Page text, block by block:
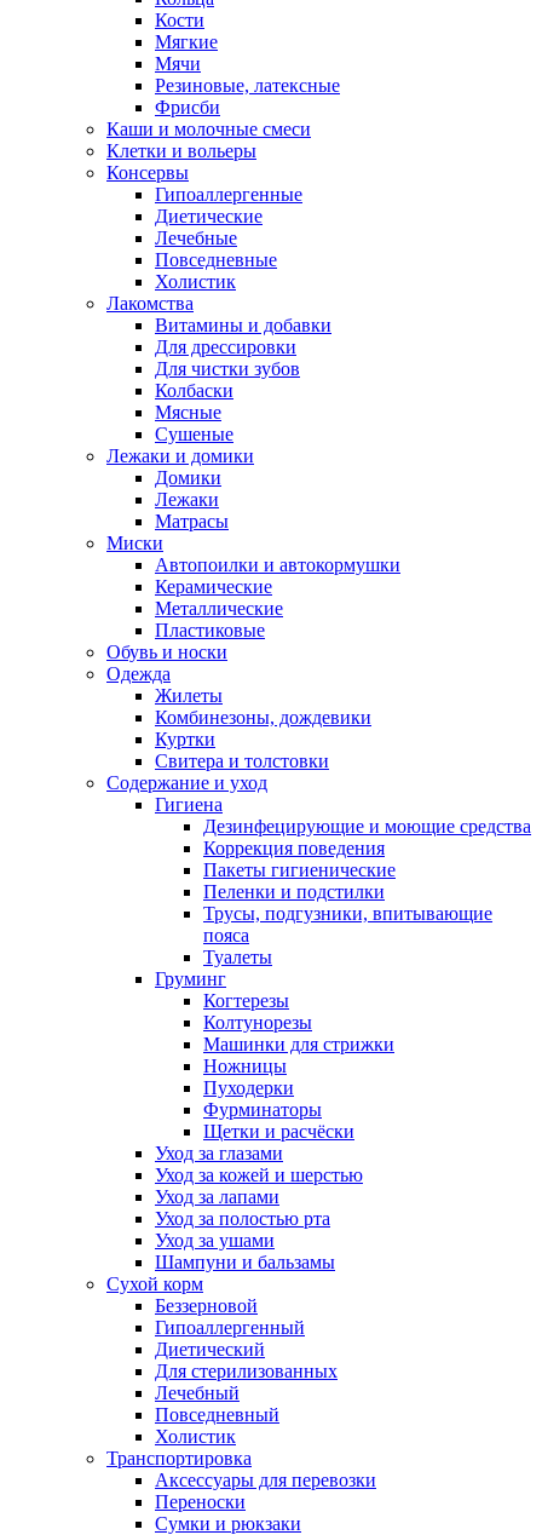
Кости
Мягкие
Мячи
Резиновые, латексные
Фрисби
Каши и молочные смеси
Клетки и вольеры
Консервы
Гипоаллергенные
Диетические
Лечебные
Повседневные
Холистик
Лакомства
Витамины и добавки
Для дрессировки
Для чистки зубов
Колбаски
Мясные
Сушеные
Лежаки и домики
Домики
Лежаки
Матрасы
Миски
Автопоилки и автокормушки
Керамические
Металлические
Пластиковые
Обувь и носки
Одежда
Жилеты
Комбинезоны, дождевики
Куртки
Свитера и толстовки
Содержание и уход
Гигиена
Дезинфецирующие и моющие средства
Коррекция поведения
Пакеты гигиенические
Пеленки и подстилки
Трусы, подгузники, впитывающие
пояса
Туалеты
Груминг
Когтерезы
Колтунорезы
Машинки для стрижки
Ножницы
Пуходерки
Фурминаторы
Щетки и расчёски
Уход за глазами
Уход за кожей и шерстью
Уход за лапами
Уход за полостью рта
Уход за ушами
Шампуни и бальзамы
Сухой корм
Беззерновой
Гипоаллергенный
Диетический
Для стерилизованных
Лечебный
Повседневный
Холистик
Транспортировка
Аксессуары для перевозки
Переноски
Сумки и рюкзаки